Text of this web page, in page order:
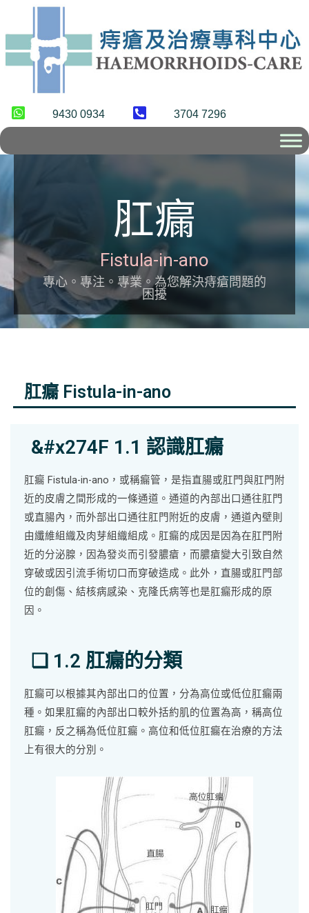
9430 0934 3704 7296
肛瘺
Fistula-in-ano
專心。專注。專業。為您解決痔瘡問題的
困擾
肛瘺 Fistula-in-ano
&#x274F 1.1 認識肛瘺
肛瘺 Fistula-in-ano，或稱瘺管，是指直腸或肛門與肛門附
近的皮膚之間形成的一條通道。通道的內部出口通往肛門
或直腸內，而外部出口通往肛門附近的皮膚，通道內壁則
由纖維組織及肉芽組織組成。肛瘺的成因是因為在肛門附
近的分泌腺，因為發炎而引發膿瘡，而膿瘡變大引致自然
穿破或因引流手術切口而穿破造成。此外，直腸或肛門部
位的創傷、結核病感染、克隆氏病等也是肛瘺形成的原
因。
❏ 1.2 肛瘺的分類
肛瘺可以根據其內部出口的位置，分為高位或低位肛瘺兩
種。如果肛瘺的內部出口較外括約肌的位置為高，稱高位
肛瘺，反之稱為低位肛瘺。高位和低位肛瘺在治療的方法
上有很大的分別。